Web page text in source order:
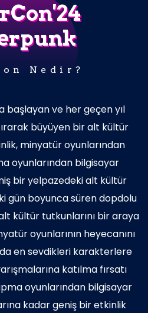
Nedir?
başlayan ve her geçen yıl
büyüyen bir alt kültür
minyatür oyunlarından
oyunlarından bilgisayar
bir yelpazedeki alt kültür
gün boyunca süren dopdolu
kültür tutkunlarını bir araya
oyunlarının heyecanını
en sevdikleri karakterlere
katılma fırsatı
oyunlarından bilgisayar
kadar geniş bir etkinlik